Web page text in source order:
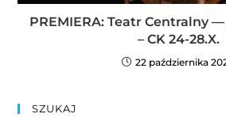
PREMIERA: Teatr Centralny
– CK 24-28.X.
22 października
SZUKAJ